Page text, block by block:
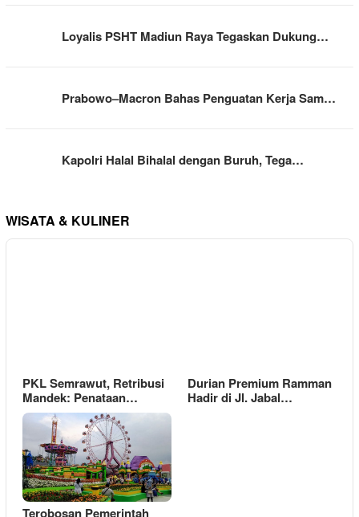
Loyalis PSHT Madiun Raya Tegaskan Dukung…
Prabowo–Macron Bahas Penguatan Kerja Sam…
Kapolri Halal Bihalal dengan Buruh, Tega…
WISATA & KULINER
PKL Semrawut, Retribusi
Mandek: Penataan…
Durian Premium Ramman
Hadir di Jl. Jabal…
Terobosan Pemerintah